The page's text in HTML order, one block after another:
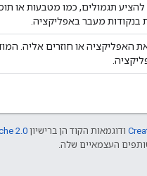
תגמולים, כמו מטבעות או
בנקודות מעבר באפליקציה.
או חוזרים אליה.
ודוגמאות הקוד הן ברישיון 2.0